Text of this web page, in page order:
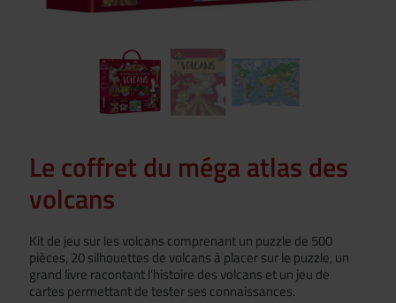
Le coffret du méga atlas des
volcans
Kit de jeu sur les volcans comprenant un puzzle de 500
pièces, 20 silhouettes de volcans à placer sur le puzzle, un
grand livre racontant l’histoire des volcans et un jeu de
cartes permettant de tester ses connaissances.